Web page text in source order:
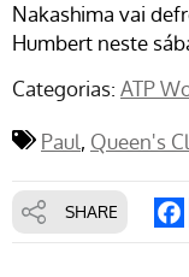
Nakashima vai
Humbert neste
Categorias: ATP
Paul Queen's
SHARE